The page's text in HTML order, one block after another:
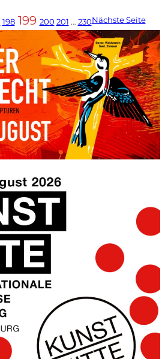
198 199 200 201 … 230Nächste Seite